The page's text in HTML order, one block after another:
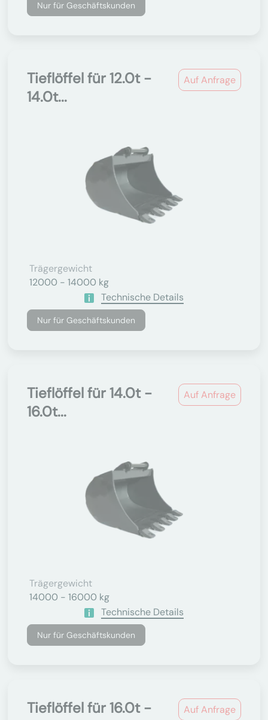
Nur für Geschäftskunden
Auf Anfrage
Tieflöffel für 12.0t -
14.0t...
Trägergewicht
12000 - 14000 kg
Technische Details
Nur für Geschäftskunden
Auf Anfrage
Tieflöffel für 14.0t -
16.0t...
Trägergewicht
14000 - 16000 kg
Technische Details
Nur für Geschäftskunden
Auf Anfrage
Tieflöffel für 16.0t -